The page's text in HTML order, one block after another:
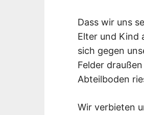
Dass wir uns
Elter und Kind
sich gegen
Felder
Abteilboden
Wir verbieten